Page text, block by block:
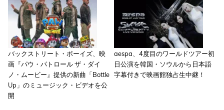
バックストリート・ボーイズ、映
画『パウ・パトロール ザ・ダイ
ノ・ムービー』提供の新曲「Bottle
Up」のミュージック・ビデオを公
開
aespa、4度目のワールドツアー初
日公演を韓国・ソウルから日本語
字幕付きで映画館独占生中継！